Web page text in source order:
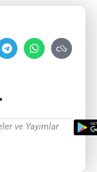
ve Yayımlar